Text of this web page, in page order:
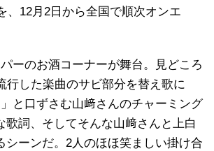
、12月2日から全国で順次オンエ
ーのお酒コーナーが舞台。見どころ
行した楽曲のサビ部分を替え歌に
と口ずさむ山﨑さんのチャーミング
歌詞、そしてそんな山﨑さんと上白
シーンだ。2人のほほ笑ましい掛け合